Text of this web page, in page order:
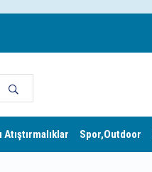
Atıştırmalıklar Spor,Outdoor